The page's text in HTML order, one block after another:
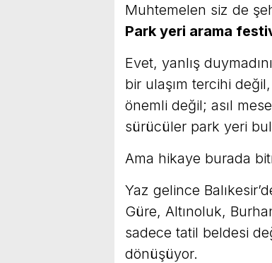
Muhtemelen siz de
Park yeri arama
Evet, yanlış
bir ulaşım tercihi
önemli değil; asıl
sürücüler park yeri
Ama hikaye burada
Yaz gelince
Güre, Altınoluk,
sadece tatil beldesi
dönüşüyor.